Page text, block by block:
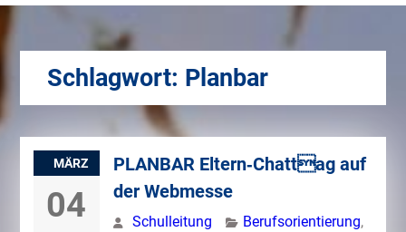
Schlagwort: Planbar
MÄRZ
04
PLANBAR Eltern‐Chattag auf
der Webmesse
Schulleitung Berufsorientierung,